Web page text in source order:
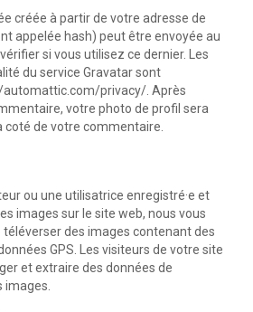
créée à partir de votre adresse de
appelée hash) peut être envoyée au
si vous utilisez ce dernier. Les
du service Gravatar sont
automattic.com/privacy/. Après
votre photo de profil sera
de votre commentaire.
ou une utilisatrice enregistré·e et
images sur le site web, nous vous
téléverser des images contenant des
GPS. Les visiteurs de votre site
et extraire des données de
images.